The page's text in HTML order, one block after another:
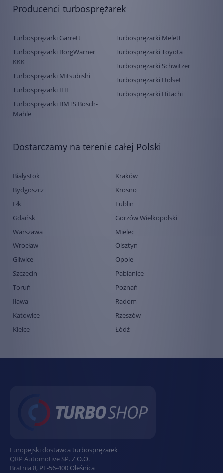
Producenci turbosprężarek
Turbosprężarki Garrett
Turbosprężarki BorgWarner
KKK
Turbosprężarki Mitsubishi
Turbosprężarki IHI
Turbosprężarki BMTS Bosch-
Mahle
Turbosprężarki Melett
Turbosprężarki Toyota
Turbosprężarki Schwitzer
Turbosprężarki Holset
Turbosprężarki Hitachi
Dostarczamy na terenie całej Polski
Białystok
Bydgoszcz
Ełk
Gdańsk
Warszawa
Wrocław
Gliwice
Szczecin
Toruń
Iława
Katowice
Kielce
Kraków
Krosno
Lublin
Gorzów Wielkopolski
Mielec
Olsztyn
Opole
Pabianice
Poznań
Radom
Rzeszów
Łódź
Europejski dostawca turbosprężarek
QRP Automotive SP. Z O.O.
Bratnia 8, PL -56-400 Oleśnica